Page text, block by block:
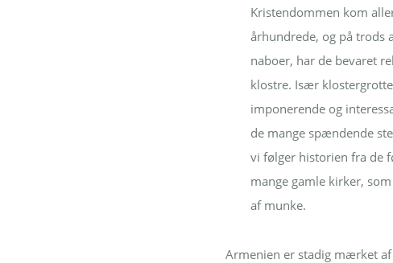
Kristendommen kom
århundrede, og på trods
naboer, har de bevaret
klostre. Især
imponerende og
de mange spændende
vi følger historien fra de
mange gamle kirker,
af munke.
Armenien er stadig mærket